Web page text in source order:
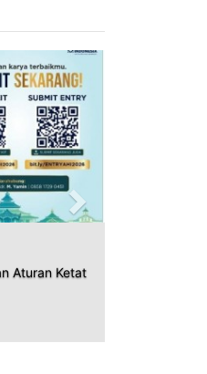
Aturan Ketat
Next